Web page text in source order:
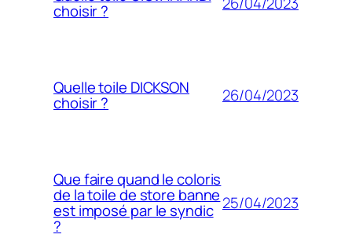
choisir ?
Quelle toile DICKSON
choisir ? 26/04/2023
Que faire quand le coloris
de la toile de store banne
est imposé par le syndic
?
25/04/2023